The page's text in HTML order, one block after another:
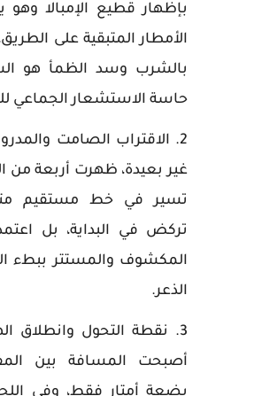
بإظهار قطيع الإمبالا
الأمطار المتبقية على
بالشرب وسد الظمأ هو
حاسة الاستشعار الجماعي
الاقتراب الصامت
غير بعيدة، ظهرت أربعة من
تسير في خط مستقيم
تركض في البداية، بل
المكشوف والمستتر ببطء
الذعر.
نقطة التحول وانطلاق
أصبحت المسافة بين
بضعة أمتار فقط، وفي